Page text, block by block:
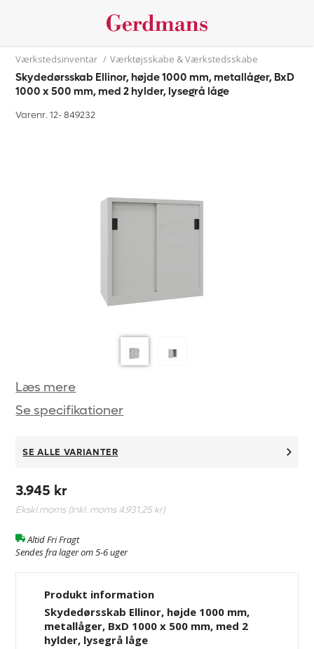
Værkstedsinventar / Værktøjsskabe & Værkstedsskabe
Skydedørsskab Ellinor, højde 1000 mm, metallåger, BxD
1000 x 500 mm, med 2 hylder, lysegrå låge
Varenr. 12-849232
Læs mere
Se specifikationer
SE ALLE VARIANTER
3.945 kr
Ekskl.moms (Inkl. moms4.931,25 kr)
Altid Fri Fragt
Sendes fra lager om 5-6 uger
Produkt information
Skydedørsskab Ellinor, højde 1000 mm,
metallåger, BxD 1000 x 500 mm, med 2
hylder, lysegrå låge